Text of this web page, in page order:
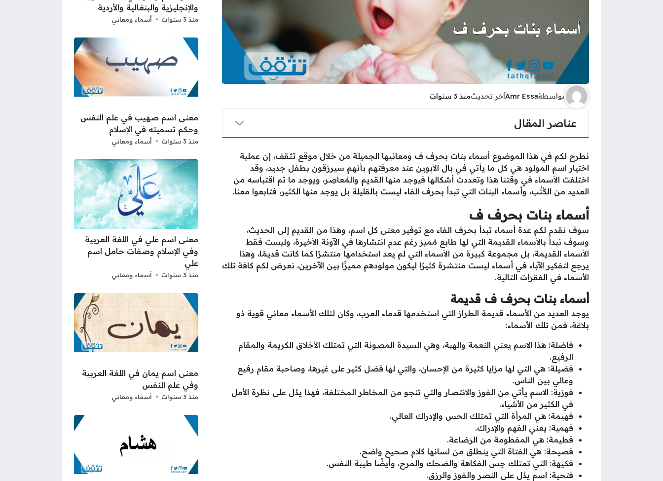
والإنجليزية والبنغالية والأردية
منذ 3 سنوات أسماء ومعاني
معنى اسم صهيب في علم النفس
وحكم تسميته في الإسلام
منذ 3 سنوات أسماء ومعاني
معنى اسم علي في اللغة العربية
وفي الإسلام وصفات حامل اسم
علي
منذ 3 سنوات أسماء ومعاني
معنى اسم يمان في اللغة العربية
وفي علم النفس
منذ 3 سنوات أسماء ومعاني
بواسطةAmr Essaآخر تحديثمنذ 3 سنوات
عناصر المقال
نطرح لكم في هذا الموضوع أسماء بنات بحرف ف ومعانيها الجميلة من خلال موقع تثقف، إن عملية
اختيار اسم المولود هي كل ما يأتي في بال الأبوين عند معرفتهم بأنهم سيرزقون بطفل جديد، وقد
اختلفت الأسماء في وقتنا هذا وتعددت أشكالها فيوجد منها القديم والمُعاصِر، ويوجد ما تم اقتباسه من
العديد من الكُتُب، وأسماء البنات التي تبدأ بحرف الفاء ليست بالقليلة بل يوجد منها الكثير، فتابعوا معنا.
أسماء بنات بحرف ف
سوف نقدم لكم عدة أسماء تبدأ بحرف الفاء مع توفير معنى كل اسم، وهذا من القديم إلى الحديث،
وسوف نبدأ بالأسماء القديمة التي لها طابع مُميز رغم عدم انتشارها في الآونة الأخيرة، وليست فقط
الأسماء القديمة، بل مجموعة كبيرة من الأسماء التي لم يعد استخدامها منتشرًا كما كانت قديمًا، وهذا
يرجع لتفكير الآباء في أسماء ليست منتشرة كثيرًا ليكون مولودهم مميزًا بين الآخرين، نعرض لكم كافة تلك
الأسماء في الفقرات التالية.
أسماء بنات بحرف ف قديمة
يوجد العديد من الأسماء قديمة الطراز التي استخدمها قدماء العرب، وكان لتلك الأسماء معاني قوية ذو
بلاغة، فمن تلك الأسماء:
فاضلة: هذا الاسم يعني النعمة والهبة، وهي السيدة المصونة التي تمتلك الأخلاق الكريمة والمقام
الرفيع.
فضيلة: هي التي لها مزايا كثيرة من الإحسان، والتي لها فضل كثير على غيرها، وصاحبة مقام رفيع
وعالي بين الناس.
فوزية: الاسم يأتي من الفوز والانتصار والتي تنجو من المخاطر المختلفة، فهذا يدُل على نظرة الأمل
في الكثير من الأشياء.
فهيمة: هي المرأة التي تمتلك الحس والإدراك العالي.
فهمية: يعني الفهم والإدراك.
فطيمة: هي المفطومة من الرضاعة.
فصيحة: هي الفتاة التي ينطلق من لسانها كلام صحيح واضح.
فكيهة: التي تمتلك حِس الفكاهة والضحك والمرح، وأيضًا طيبة النفس.
فتحية: اسم يدُل على النصر والفوز والرزق.